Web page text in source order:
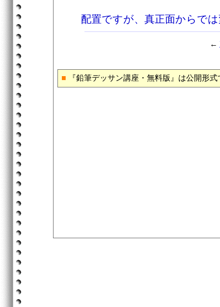
配置ですが、真正面からで
←
■ 『鉛筆デッサン講座・無料版』は公開形